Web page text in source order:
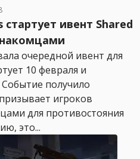
стартует ивент Shared
очередной ивент для
10 февраля и
получило
игроков
для противостояния
это...